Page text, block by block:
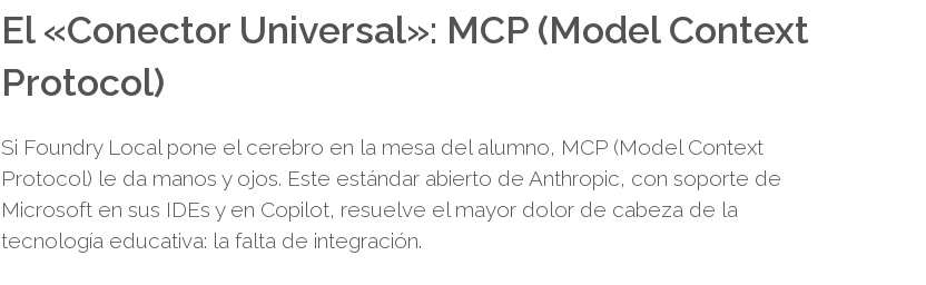
El «Conector Universal»: MCP (Model Context
Protocol)
Si Foundry Local pone el cerebro en la mesa del alumno, MCP (Model Context
Protocol) le da manos y ojos. Este estándar abierto de Anthropic, con soporte de
Microsoft en sus IDEs y en Copilot, resuelve el mayor dolor de cabeza de la
tecnología educativa: la falta de integración.